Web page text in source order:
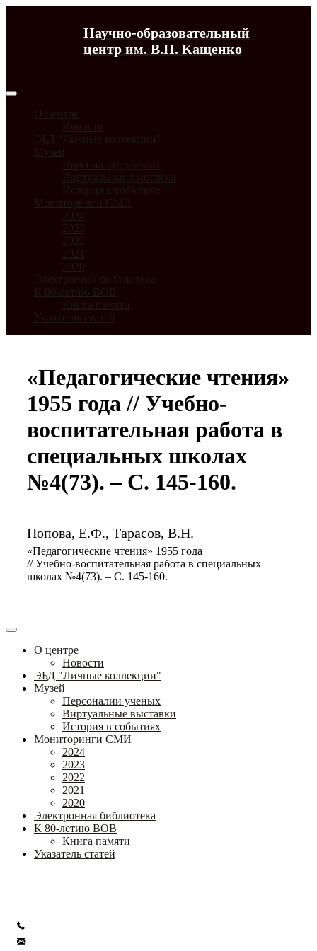
Научно-образовательный
центр им. В.П. Кащенко
О центре
Новости
ЭБД "Личные коллекции"
Музей
Персоналии ученых
Виртуальные выставки
История в событиях
Мониторинги СМИ
2024
2023
2022
2021
2020
Электронная библиотека
К 80-летию ВОВ
Книга памяти
Указатель статей
«Педагогические чтения»
1955 года // Учебно-
воспитательная работа в
специальных школах
№4(73). – С. 145-160.
Попова, Е.Ф., Тарасов, В.Н.
«Педагогические чтения» 1955 года
// Учебно-воспитательная работа в специальных
школах №4(73). – С. 145-160.
О центре
Новости
ЭБД "Личные коллекции"
Музей
Персоналии ученых
Виртуальные выставки
История в событиях
Мониторинги СМИ
2024
2023
2022
2021
2020
Электронная библиотека
К 80-летию ВОВ
Книга памяти
Указатель статей